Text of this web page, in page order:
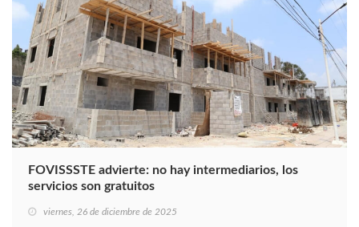
FOVISSSTE advierte: no hay intermediarios, los
servicios son gratuitos
viernes, 26 de diciembre de 2025